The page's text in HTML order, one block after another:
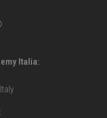
Italia: